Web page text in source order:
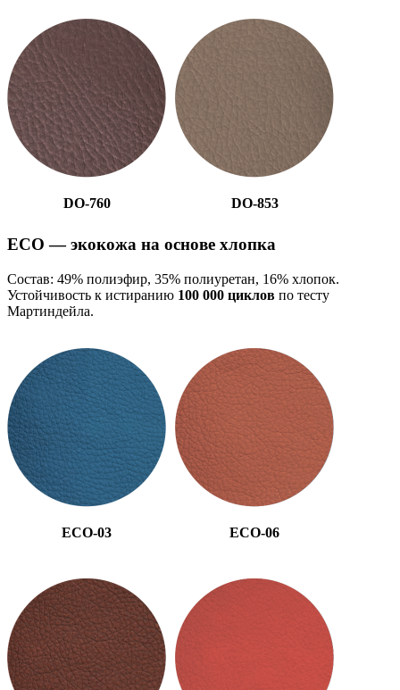
DO-760 DO-853
ECO — экокожа на основе хлопка
Состав: 49% полиэфир, 35% полиуретан, 16% хлопок.
Устойчивость к истиранию 100 000 циклов по тесту
Мартиндейла.
ECO-03 ECO-06